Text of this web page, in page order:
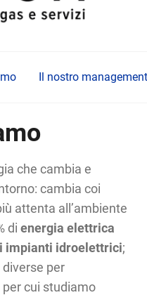
Il nostro management
che cambia e
cambia coi
attenta all’ambiente
dienergia elettrica
impianti idroelettrici;
per
cui studiamo